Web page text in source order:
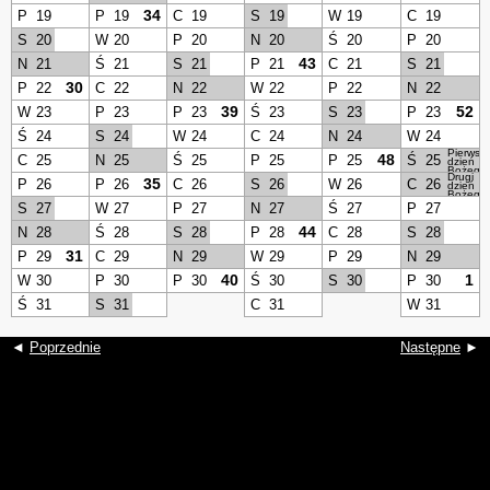
P
19 P 19 34 C 19 S 19 W 19 C
19
S
20 W 20 P 20 N 20 Ś 20 P
20
N
21 Ś 21 S 21 P 21 43 C 21 S
21
P
22 30 C 22 N 22 W 22 P 22 N
22
W 23 P 23 P 23 39 Ś 23 S 23 P 23 52
Ś 24 S 24 W 24 C 24 N 24 W 24
C 25 N 25 Ś 25 P 25 P 25 48 Ś 25 Pierwszy
dzień
Bożego
P 26 P 26 35 C 26 S 26 W 26 C 26 Drugi
dzień
Bożego
S 27 W 27 P 27 N 27 Ś 27 P
27
N
28 Ś 28 S 28 P 28 44 C 28 S
28
P
29 31 C 29 N 29 W 29 P 29 N
29
W 30 P 30 P 30 40 Ś 30 S 30 P 30 1
Ś 31 S 31 C 31 W 31
◄ Poprzednie Następne ►